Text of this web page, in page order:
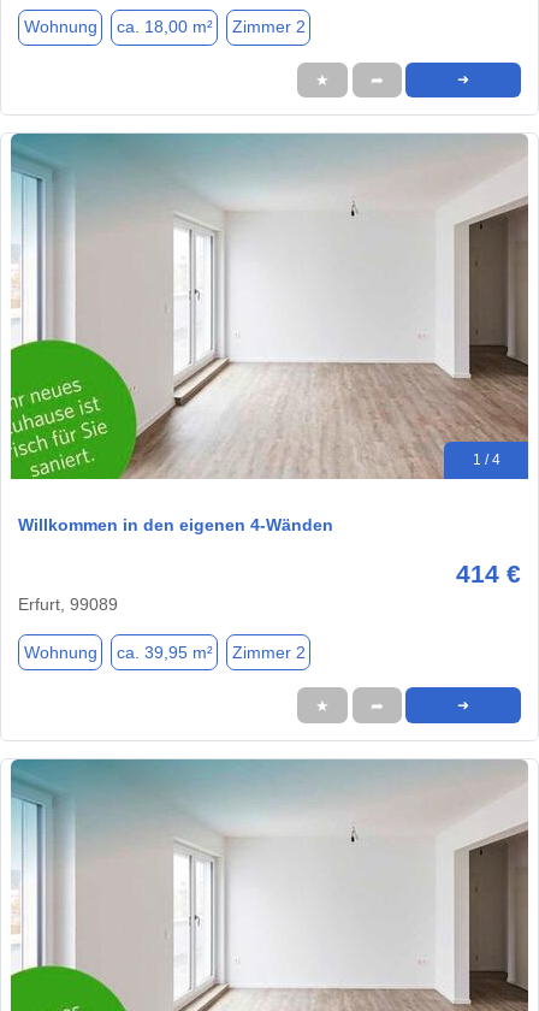
Wohnung ca. 18,00 m² Zimmer 2
★ ➦ ➜
1 / 4
Willkommen in den eigenen 4-Wänden
414 €
Erfurt, 99089
Wohnung ca. 39,95 m² Zimmer 2
★ ➦ ➜